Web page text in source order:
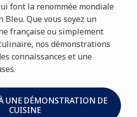
font la renommée mondiale
Bleu. Que vous soyez un
française ou simplement
nos démonstrations
connaissances et une
UNE DÉMONSTRATION DE
CUISINE